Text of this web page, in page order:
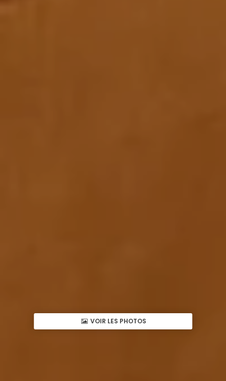
VOIR LES PHOTOS